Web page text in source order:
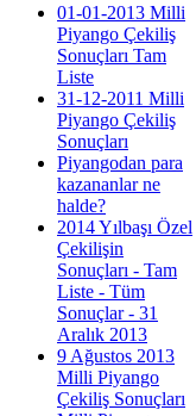
01-01-2013 Milli
Piyango Çekiliş
Sonuçları Tam
Liste
31-12-2011 Milli
Piyango Çekiliş
Sonuçları
Piyangodan para
kazananlar ne
halde?
2014 Yılbaşı Özel
Çekilişin
Sonuçları - Tam
Liste - Tüm
Sonuçlar - 31
Aralık 2013
9 Ağustos 2013
Milli Piyango
Çekiliş Sonuçları